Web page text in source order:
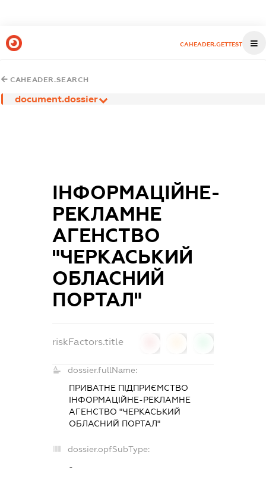
CAHEADER.GETTEST
CAHEADER.SEARCH
document.dossier
ІНФОРМАЦІЙНЕ-
РЕКЛАМНЕ
АГЕНСТВО
"ЧЕРКАСЬКИЙ
ОБЛАСНИЙ
ПОРТАЛ"
riskFactors.title
dossier.fullName:
ПРИВАТНЕ ПІДПРИЄМСТВО
ІНФОРМАЦІЙНЕ-РЕКЛАМНЕ
АГЕНСТВО "ЧЕРКАСЬКИЙ
ОБЛАСНИЙ ПОРТАЛ"
dossier.opfSubType:
-